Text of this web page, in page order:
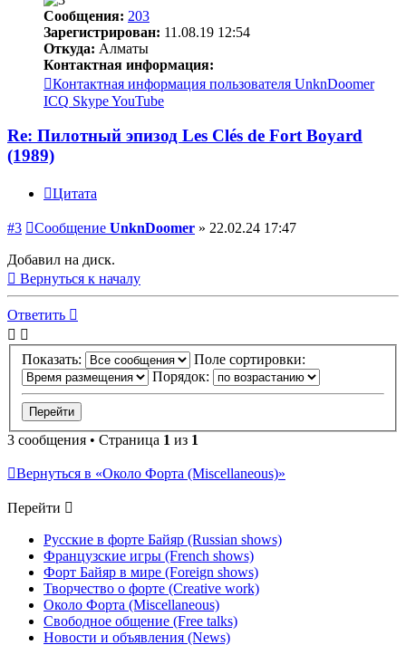
Сообщения: 203
Зарегистрирован: 11.08.19 12:54
Откуда: Алматы
Контактная информация:
Контактная информация пользователя UnknDoomer
ICQ SkypeYouTube
Re: Пилотный эпизод Les Clés de Fort Boyard
(1989)
Цитата
#3 Сообщение UnknDoomer » 22.02.24 17:47
Добавил на диск.
Вернуться к началу
Ответить
Показать:
Поле сортировки:
Порядок:
3 сообщения • Страница 1 из 1
Вернуться в «Около Форта (Miscellaneous)»
Перейти
Русские в форте Байяр (Russian shows)
Французские игры (French shows)
Форт Байяр в мире (Foreign shows)
Творчество о форте (Creative work)
Около Форта (Miscellaneous)
Свободное общение (Free talks)
Новости и объявления (News)